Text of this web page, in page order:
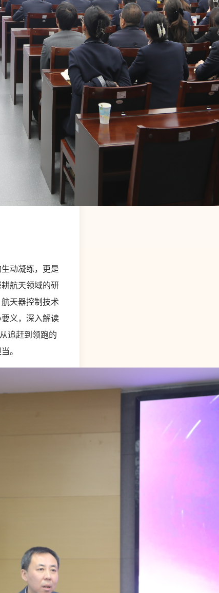
动凝练，更是
航天领域的研
天器控制技术
义，深入解读
追赶到领跑的
。